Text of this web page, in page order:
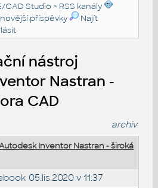
CAD Studio > RSS kanály
příspěvky
Najít
nástroj
Nastran -
CAD
archiv
Inventor Nastran - široká
05.lis.2020 v 11:37